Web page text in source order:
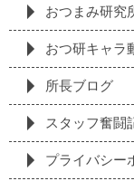
おつまみ研究
おつ研キャラ
所長ブログ
スタッフ奮闘
プライバシー